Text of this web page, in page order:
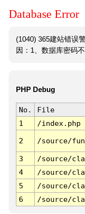
Database Error
(1040) 365建站错误
因：1、数据库密码
PHP Debug
No. File
1
/index.php
2 /source/
3 /source/
4
/source/
5
/source/
6
/source/